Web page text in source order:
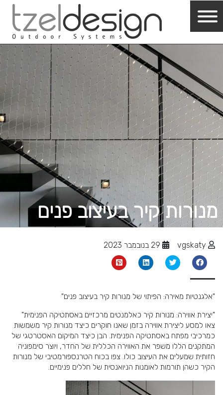
מנורות קיר בעיצוב פנים
"אלגנטיות מאירה: הפיתוי של מנורות קיר בעיצוב פנים"
"יצירת אווירה: מנורות קיר כאלמנטים מרכזיים באסתטיקה הפנימית"
צאו למסע ליצירת אווירה בזמן שאנו חוקרים כיצד מנורות קיר משמשות
כמרכיבי מפתח באסתטיקה הפנימית. הבן כיצד המיקום האסטרטגי של
המתקנים הללו משפר את האווירה הכללית של החדר, ויוצר סימפוניה
חזותית שמעלים את העיצוב כולו. צפו בכוח הטרנספורמטיבי של מנורות
הקיר כשהן תורמות לאומנות הניואנסית של חללים פנימיים.